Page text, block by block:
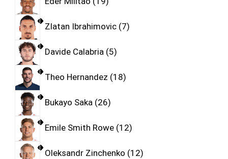
Zlatan Ibrahimovic 7
Davide Calabria 5
Theo Hernandez 18
Bukayo Saka 26
Emile Smith Rowe 12
Oleksandr Zinchenko 12